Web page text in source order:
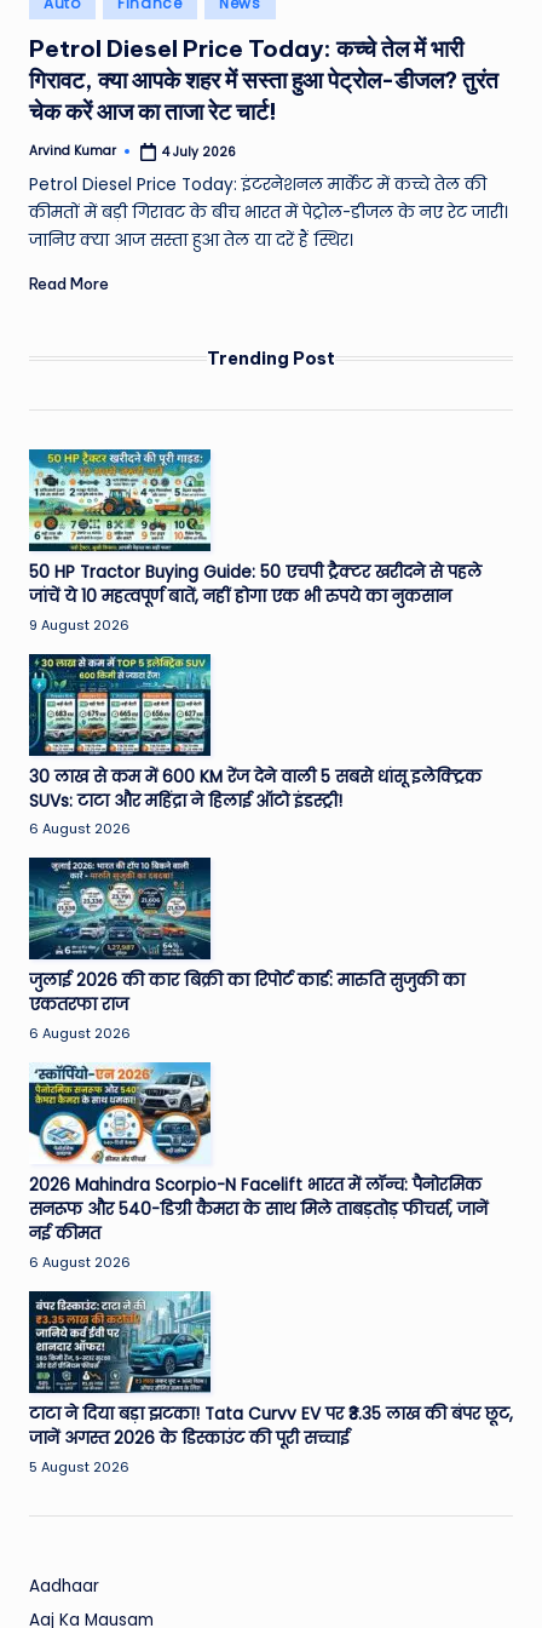
e
a
t
er
,
T
e
h
&
M
o
vi
e
N
e
w
s
A
ro
u
n
d
T
h
W
o
rl
d
in
Petrol Diesel Price Today: कच्चे तेल में भारी
गिरावट, क्या आपके शहर में सस्ता हुआ पेट्रोल-डीजल? तुरंत
चेक करें आज का ताजा रेट चार्ट!
Posted
Arvind Kumar 4 July 2026
Petrol Diesel Price Today: इंटरनेशनल मार्केट में कच्चे तेल की
कीमतों में बड़ी गिरावट के बीच भारत में पेट्रोल-डीजल के नए रेट जारी।
जानिए क्या आज सस्ता हुआ तेल या दरें हैं स्थिर।
Read More
Trending Post
50 HP Tractor Buying Guide: 50 एचपी ट्रैक्टर खरीदने से पहले
जांचें ये 10 महत्वपूर्ण बातें, नहीं होगा एक भी रुपये का नुकसान
9 August 2026
30 लाख से कम में 600 KM रेंज देने वाली 5 सबसे धांसू इलेक्ट्रिक
SUVs: टाटा और महिंद्रा ने हिलाई ऑटो इंडस्ट्री!
6 August 2026
जुलाई 2026 की कार बिक्री का रिपोर्ट कार्ड: मारुति सुजुकी का
एकतरफा राज
6 August 2026
2026 Mahindra Scorpio-N Facelift भारत में लॉन्च: पैनोरमिक
सनरूफ और 540-डिग्री कैमरा के साथ मिले ताबड़तोड़ फीचर्स, जानें
नई कीमत
6 August 2026
टाटा ने दिया बड़ा झटका! Tata Curvv EV पर ₹3.35 लाख की बंपर छूट,
जानें अगस्त 2026 के डिस्काउंट की पूरी सच्चाई
5 August 2026
Aadhaar
Aaj Ka Mausam